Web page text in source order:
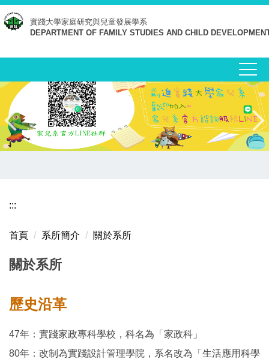
跳
到
要
容
區
實踐大學家庭研究與兒童發展學系
DEPARTMENT OF FAMILY STUDIES AND CHILD
:::
首頁 系所簡介 關於系所
關於系所
歷史沿革
47年：實踐家政專科學校，科名為「家政科」
80年：改制為實踐設計管理學院，系名改為「生活應用科學